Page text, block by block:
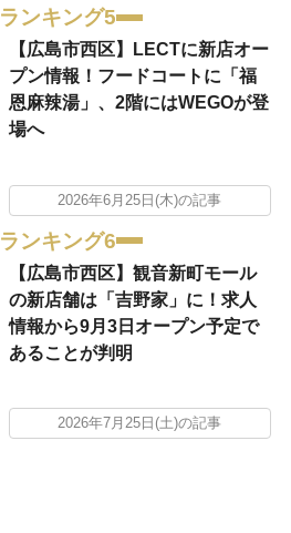
ランキング5
【広島市西区】LECTに新店オー
プン情報！フードコートに「福
恩麻辣湯」、2階にはWEGOが登
場へ
2026年6月25日(木)の記事
ランキング6
【広島市西区】観音新町モール
の新店舗は「吉野家」に！求人
情報から9月3日オープン予定で
あることが判明
2026年7月25日(土)の記事